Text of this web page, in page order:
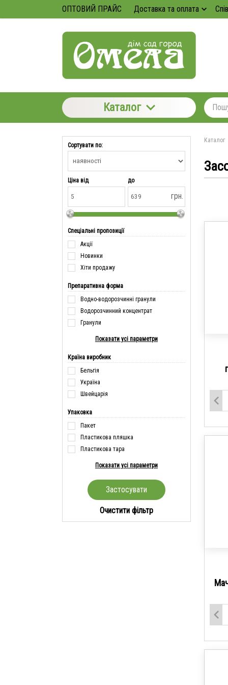
ОПТОВИЙ ПРАЙС Доставка та оплата
Каталог
Сортувати по:
Ціна від до
грн.
Спеціальні пропозиції
Акції
Новинки
Хіти продажу
Препаративна форма
Водно-водорозчинні гранули
Водорозчинний концентрат
Гранули
Показати усі параметри
Країна виробник
Бельгія
Україна
Швейцарія
Упаковка
Пакет
Пластикова пляшка
Пластикова тара
Показати усі параметри
Очистити фільтр
Каталог